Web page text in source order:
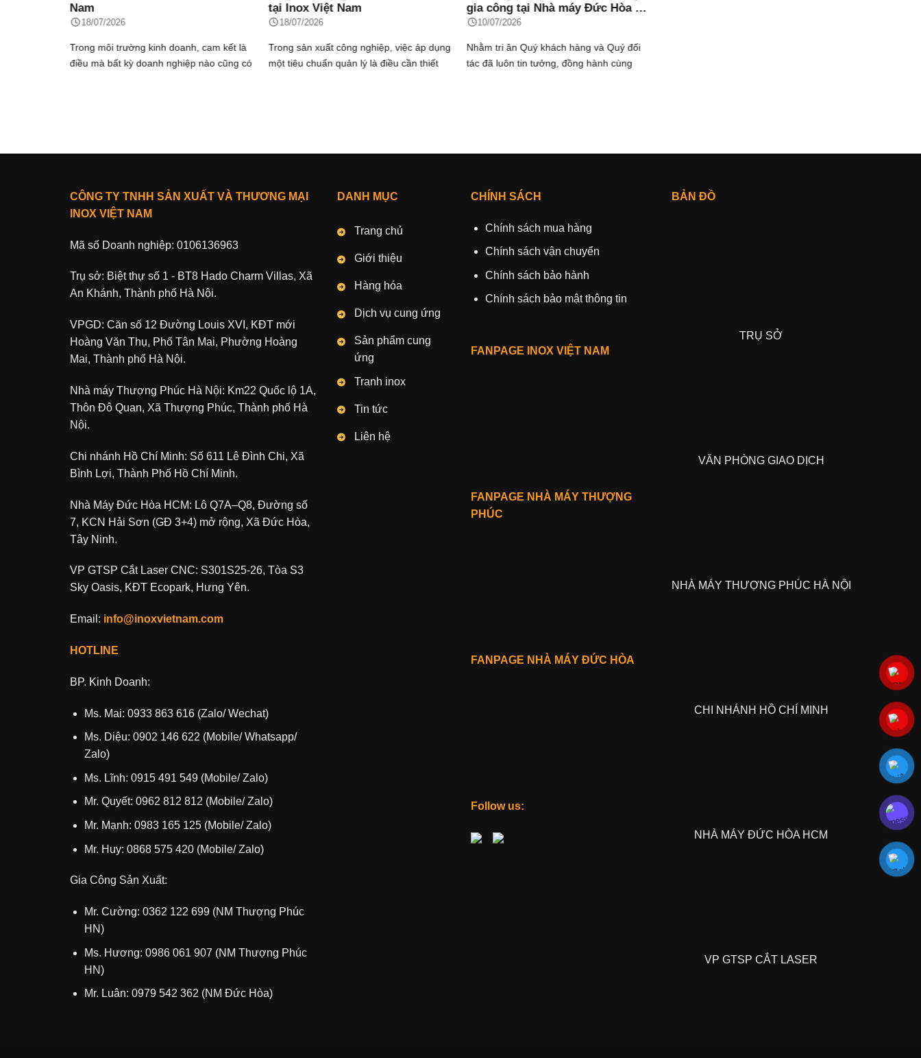
tại Inox Việt Nam
18/07/2026
Trong sản xuất công nghiệp, việc áp dụng
một tiêu chuẩn quản lý là điều cần thiết
gia công tại Nhà máy Đức Hòa Hồ
Chí Minh
10/07/2026
Nhằm tri ân Quý khách hàng và Quý đối
tác đã luôn tin tưởng, đồng hành cùng
định sáp nhập Chi nhánh Hồ Chí
Minh vào Nhà máy Đức Hòa Hồ
10/07/2026
Nhằm nâng cao hiệu quả quản trị, tối ưu
hoạt động vận hành và tăng cường năng
CÔNG TY TNHH SẢN XUẤT VÀ THƯƠNG MẠI
INOX VIỆT NAM
Mã số Doanh nghiệp: 0106136963
Trụ sở: Biệt thự số 1 - BT8 Hado Charm Villas, Xã
An Khánh, Thành phố Hà Nội.
VPGD: Căn số 12 Đường Louis XVI, KĐT mới
Hoàng Văn Thụ, Phố Tân Mai, Phường Hoàng
Mai, Thành phố Hà Nội.
Nhà máy Thượng Phúc Hà Nội: Km22 Quốc lộ 1A,
Thôn Đô Quan, Xã Thượng Phúc, Thành phố Hà
Nội.
Chi nhánh Hồ Chí Minh: Số 611 Lê Đình Chi, Xã
Bình Lợi, Thành Phố Hồ Chí Minh.
Nhà Máy Đức Hòa HCM: Lô Q7A–Q8, Đường số
7, KCN Hải Sơn (GĐ 3+4) mở rộng, Xã Đức Hòa,
Tây Ninh.
VP GTSP Cắt Laser CNC: S301S25-26, Tòa S3
Sky Oasis, KĐT Ecopark, Hưng Yên.
Email: info@inoxvietnam.com
HOTLINE
BP. Kinh Doanh:
Ms. Mai: 0933 863 616 (Zalo/ Wechat)
Ms. Diệu: 0902 146 622 (Mobile/ Whatsapp/
Zalo)
Ms. Lĩnh: 0915 491 549 (Mobile/ Zalo)
Mr. Quyết: 0962 812 812 (Mobile/ Zalo)
Mr. Mạnh: 0983 165 125 (Mobile/ Zalo)
Mr. Huy: 0868 575 420 (Mobile/ Zalo)
Gia Công Sản Xuất:
Mr. Cường: 0362 122 699 (NM Thượng Phúc
HN)
Ms. Hương: 0986 061 907 (NM Thượng Phúc
HN)
Mr. Luân: 0979 542 362 (NM Đức Hòa)
DANH MỤC
Trang chủ
Giới thiệu
Hàng hóa
Dịch vụ cung ứng
Sản phẩm cung
ứng
Tranh inox
Tin tức
Liên hệ
CHÍNH SÁCH
Chính sách mua hàng
Chính sách vận chuyển
Chính sách bảo hành
Chính sách bảo mật thông tin
FANPAGE INOX VIỆT NAM
FANPAGE NHÀ MÁY THƯỢNG
PHÚC
FANPAGE NHÀ MÁY ĐỨC HÒA
Follow us:
BẢN ĐỒ
TRỤ SỞ
VĂN PHÒNG GIAO DỊCH
NHÀ MÁY THƯỢNG PHÚC HÀ NỘI
CHI NHÁNH HỒ CHÍ MINH
NHÀ MÁY ĐỨC HÒA HCM
VP GTSP CẮT LASER